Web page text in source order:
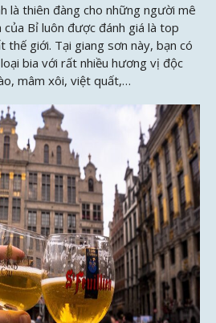
là thiên đàng cho những người mê
Bỉ luôn được đánh giá là top
thế giới. Tại giang sơn này, bạn có
bia với rất nhiều hương vị độc
mâm xôi, việt quất,…